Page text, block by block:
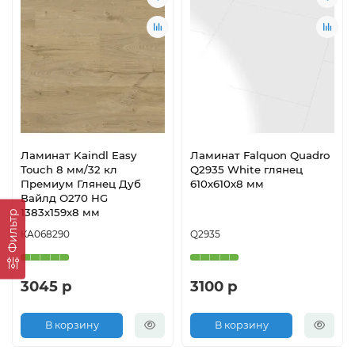
Фильтр
Ламинат Kaindl Easy
Touch 8 мм/32 кл
Премиум Глянец Дуб
Вайлд О270 HG
1383х159х8 мм
КА068290
3045 р
В корзину
Ламинат Falquon Quadro
Q2935 White глянец
610х610х8 мм
Q2935
3100 р
В корзину